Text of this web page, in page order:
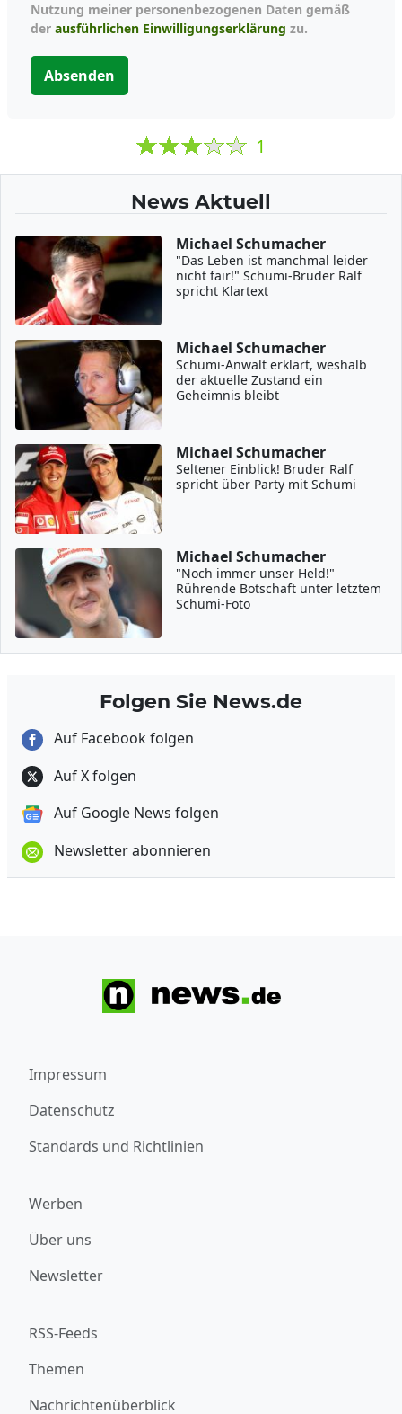
Nutzung meiner personenbezogenen Daten gemäß
der ausführlichen Einwilligungserklärung zu.
Absenden
1
News Aktuell
Michael Schumacher
"Das Leben ist manchmal leider
nicht fair!" Schumi-Bruder Ralf
spricht Klartext
Michael Schumacher
Schumi-Anwalt erklärt, weshalb
der aktuelle Zustand ein
Geheimnis bleibt
Michael Schumacher
Seltener Einblick! Bruder Ralf
spricht über Party mit Schumi
Michael Schumacher
"Noch immer unser Held!"
Rührende Botschaft unter letztem
Schumi-Foto
Folgen Sie News.de
Auf Facebook folgen
Auf X folgen
Auf Google News folgen
Newsletter abonnieren
Impressum
Datenschutz
Standards und Richtlinien
Werben
Über uns
Newsletter
RSS-Feeds
Themen
Nachrichtenüberblick